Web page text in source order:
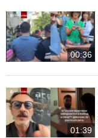
00:36
01:39